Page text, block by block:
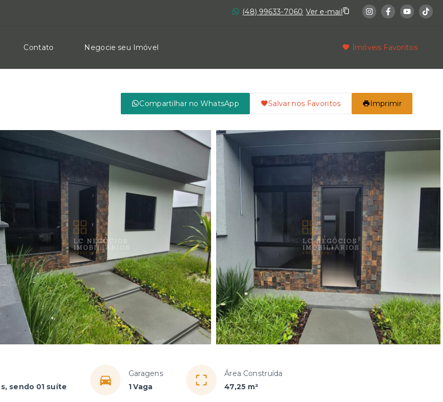
(48) 99633-7060 Ver e-mail
Contato Negocie seu Imóvel Imóveis Favoritos
Compartilhar no WhatsApp Salvar nos Favoritos Imprimir
sendo 01 suíte
Garagens
1 Vaga
Área Construída
47,25 m²